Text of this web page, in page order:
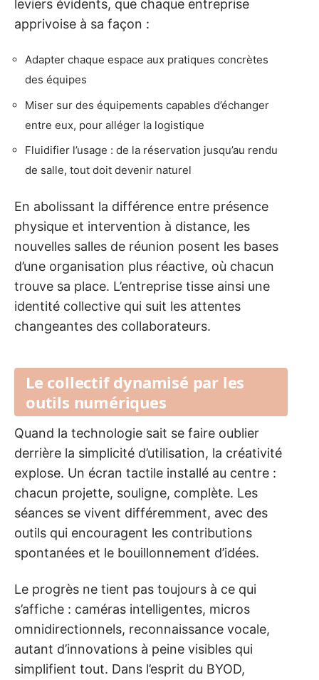
leviers évidents, que chaque entreprise
apprivoise à sa façon :
Adapter chaque espace aux pratiques concrètes
des équipes
Miser sur des équipements capables d’échanger
entre eux, pour alléger la logistique
Fluidifier l’usage : de la réservation jusqu’au rendu
de salle, tout doit devenir naturel
En abolissant la différence entre présence
physique et intervention à distance, les
nouvelles salles de réunion posent les bases
d’une organisation plus réactive, où chacun
trouve sa place. L’entreprise tisse ainsi une
identité collective qui suit les attentes
changeantes des collaborateurs.
Le collectif dynamisé par les
outils numériques
Quand la technologie sait se faire oublier
derrière la simplicité d’utilisation, la créativité
explose. Un écran tactile installé au centre :
chacun projette, souligne, complète. Les
séances se vivent différemment, avec des
outils qui encouragent les contributions
spontanées et le bouillonnement d’idées.
Le progrès ne tient pas toujours à ce qui
s’affiche : caméras intelligentes, micros
omnidirectionnels, reconnaissance vocale,
autant d’innovations à peine visibles qui
simplifient tout. Dans l’esprit du BYOD,